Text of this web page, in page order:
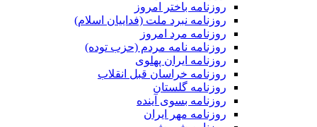
روزنامه باختر امروز
روزنامه نبرد ملت (فداییان اسلام)
روزنامه مرد امروز
روزنامه نامه مردم (حزب توده)
روزنامه ایران پهلوی
روزنامه خراسان قبل انقلاب
روزنامه گلستان
روزنامه بسوی آینده
روزنامه مهر ایران